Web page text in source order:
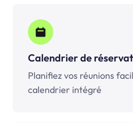
Calendrier de
Planifiez vos réunions
calendrier intégré